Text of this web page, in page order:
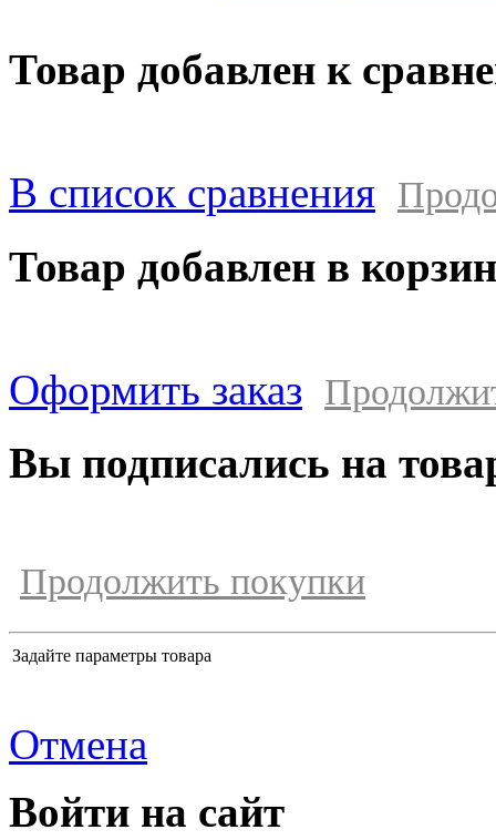
Товар добавлен к
В список сравнения
Товар добавлен в
Оформить заказ
Вы подписались на
Продолжить покупки
Задайте параметры товара
Отмена
Войти на сайт